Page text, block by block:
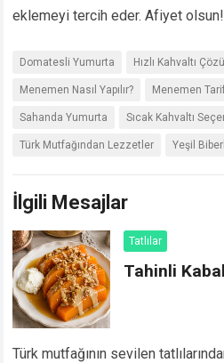
eklemeyi tercih eder. Afiyet olsun!
Domatesli Yumurta Hızlı Kahvaltı
Menemen Nasıl Yapılır? Menemen
Sahanda Yumurta Sıcak Kahvaltı
Türk Mutfağından Lezzetler Yeşil
İlgili Mesajlar
Tatlılar
Tahinli
Türk mutfağının sevilen